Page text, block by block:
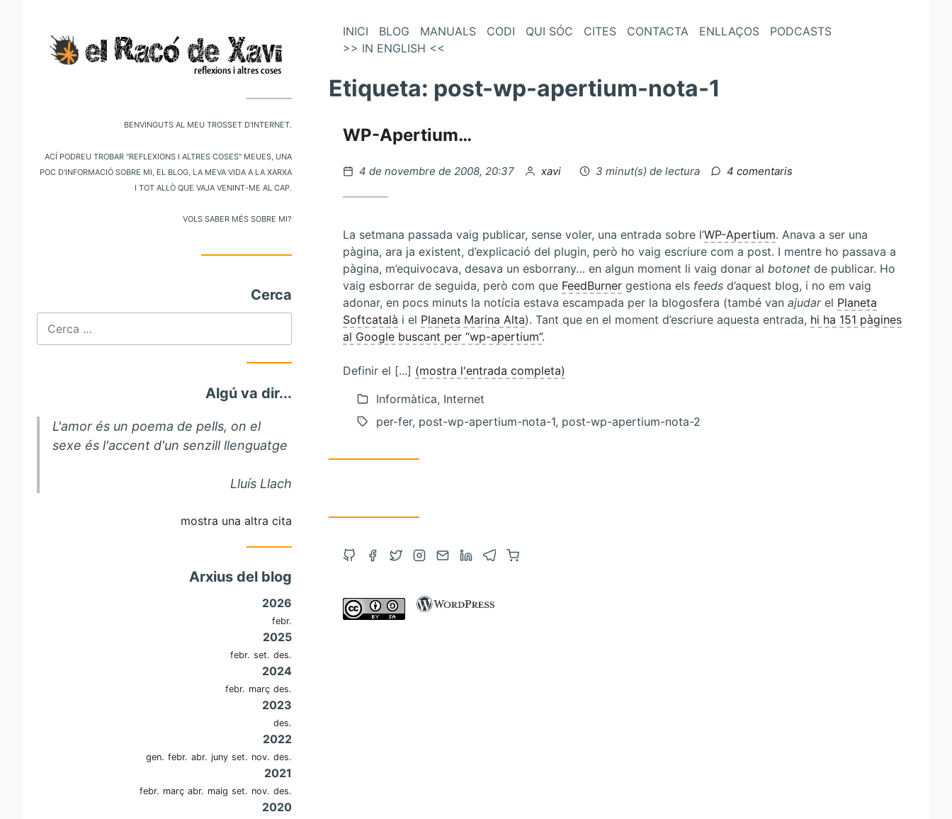
principal
Benvinguts al meu trosset d'internet.
Ací podreu trobar "reflexions i altres coses" meues, una
poc d'informació sobre mi, el blog, la meva vida a la xarxa
i tot allò que vaja venint-me al cap.
Vols saber més sobre mi?
Cerca
Algú va dir...
L'amor és un poema de pells, on el
sexe és l'accent d'un senzill llenguatge
Lluís Llach
mostra una altra cita
Arxius del blog
2026
febr.
2025
febr. set. des.
2024
febr. març des.
2023
des.
2022
gen. febr. abr. juny set. nov. des.
2021
febr. març abr. maig set. nov. des.
2020
VésINICI BLOG MANUALS CODI QUI SÓC CITES CONTACTA ENLLAÇOS
PODCASTS
>> IN ENGLISH <<
Etiqueta: post-wp-apertium-nota-1
WP-Apertium…
Publicat
4 de novembre de 2008, 20:37 per
xavi 3 minut(s) de lectura 4 comentaris
La setmana passada vaig publicar, sense voler, una entrada sobre l’WP-Apertium. Anava a ser una
pàgina, ara ja existent, d’explicació del plugin, però ho vaig escriure com a post. I mentre ho passava a
pàgina, m’equivocava, desava un esborrany… en algun moment li vaig donar al botonet de publicar. Ho
vaig esborrar de seguida, però com que FeedBurner gestiona els feeds d’aquest blog, i no em vaig
adonar, en pocs minuts la notícia estava escampada per la blogosfera (també van ajudarel Planeta
Softcatalà i el Planeta Marina Alta). Tant que en el moment d’escriure aquesta entrada, hi ha 151 pàgines
al Google buscant per “wp-apertium”.
Definir el [...] (mostra l'entrada completa)
Informàtica, Internet
per-fer, post-wp-apertium-nota-1, post-wp-apertium-nota-2
Obre
en
Obre
Facebook
en
Obre
Twitter
en
Obre
en
una
Contacta
electrònic
Obre
en
Obre
en
Compra